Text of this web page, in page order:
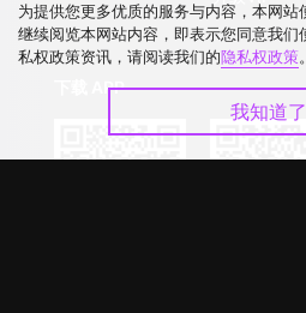
下载 APP
为提供您更多优质的服务与内容，本网
继续阅览本网站内容，即表示您同意我
私权政策资讯，请阅读我们的隐私权政策。
我知道了